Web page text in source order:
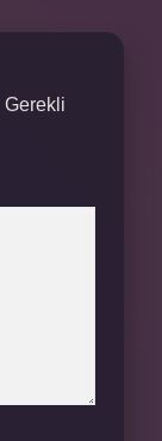
Gerekli